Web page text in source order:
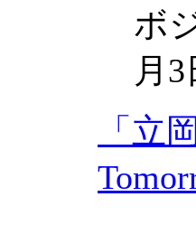
ボ
月
「立